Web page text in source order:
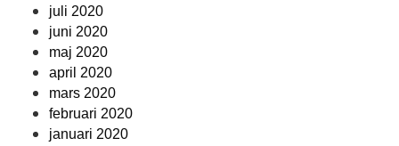
juli 2020
juni 2020
maj 2020
april 2020
mars 2020
februari 2020
januari 2020